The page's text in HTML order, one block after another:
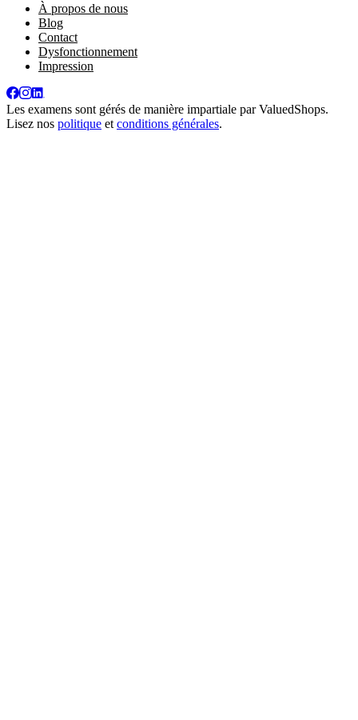
À propos de nous
Blog
Contact
Dysfonctionnement
Impression
Les examens sont gérés de manière impartiale parValuedShops.
Lisez nos politique et conditions générales.